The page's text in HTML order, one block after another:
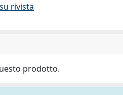
rivista
prodotto.